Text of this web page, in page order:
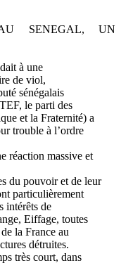
AU SENEGAL, UN
à une
de viol,
sénégalais
le parti des
et la Fraternité) a
trouble à l’ordre
réaction massive et
du pouvoir et de leur
particulièrement
intérêts de
Eiffage, toutes
la France au
détruites.
très court, dans